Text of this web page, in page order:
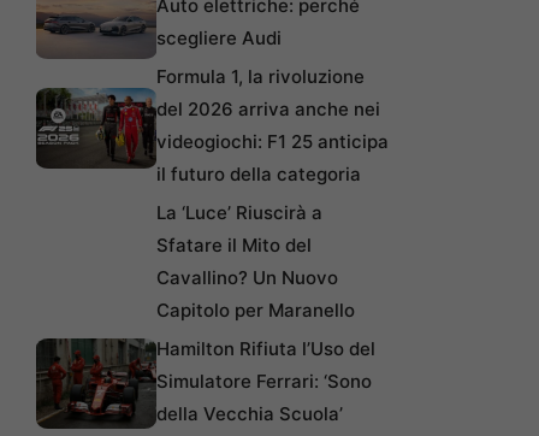
Auto elettriche: perché
scegliere Audi
Formula 1, la rivoluzione
del 2026 arriva anche nei
videogiochi: F1 25 anticipa
il futuro della categoria
La ‘Luce’ Riuscirà a
Sfatare il Mito del
Cavallino? Un Nuovo
Capitolo per Maranello
Hamilton Rifiuta l’Uso del
Simulatore Ferrari: ‘Sono
della Vecchia Scuola’